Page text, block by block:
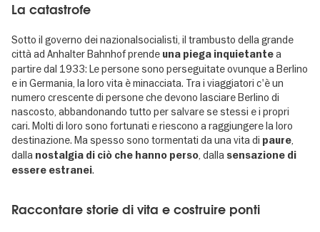
La catastrofe
Sotto il governo dei nazionalsocialisti, il trambusto della grande
città ad Anhalter Bahnhof prende una piega inquietantea
partire dal 1933: Le persone sono perseguitate ovunque a Berlino
e in Germania, la loro vita è minacciata. Tra i viaggiatori c'è un
numero crescente di persone che devono lasciare Berlino di
nascosto, abbandonando tutto per salvare se stessi e i propri
cari. Molti di loro sono fortunati e riescono a raggiungere la loro
destinazione. Ma spesso sono tormentati da una vita di paure,
dalla nostalgia di ciò che hanno perso, dalla sensazione di
essere estranei.
Raccontare storie di vita e costruire ponti